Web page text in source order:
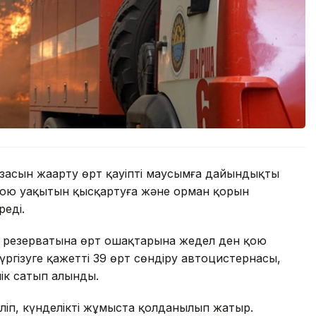
жаңарту өрт қауіпті маусымға дайындықты
уақытын қысқартуға және орман қорын
өрт ошақтарына жедел ден қою
қажетті 39 өрт сөндіру автоцистернасы,
сатып алынды.
күнделікті жұмыста қолданылып жатыр.